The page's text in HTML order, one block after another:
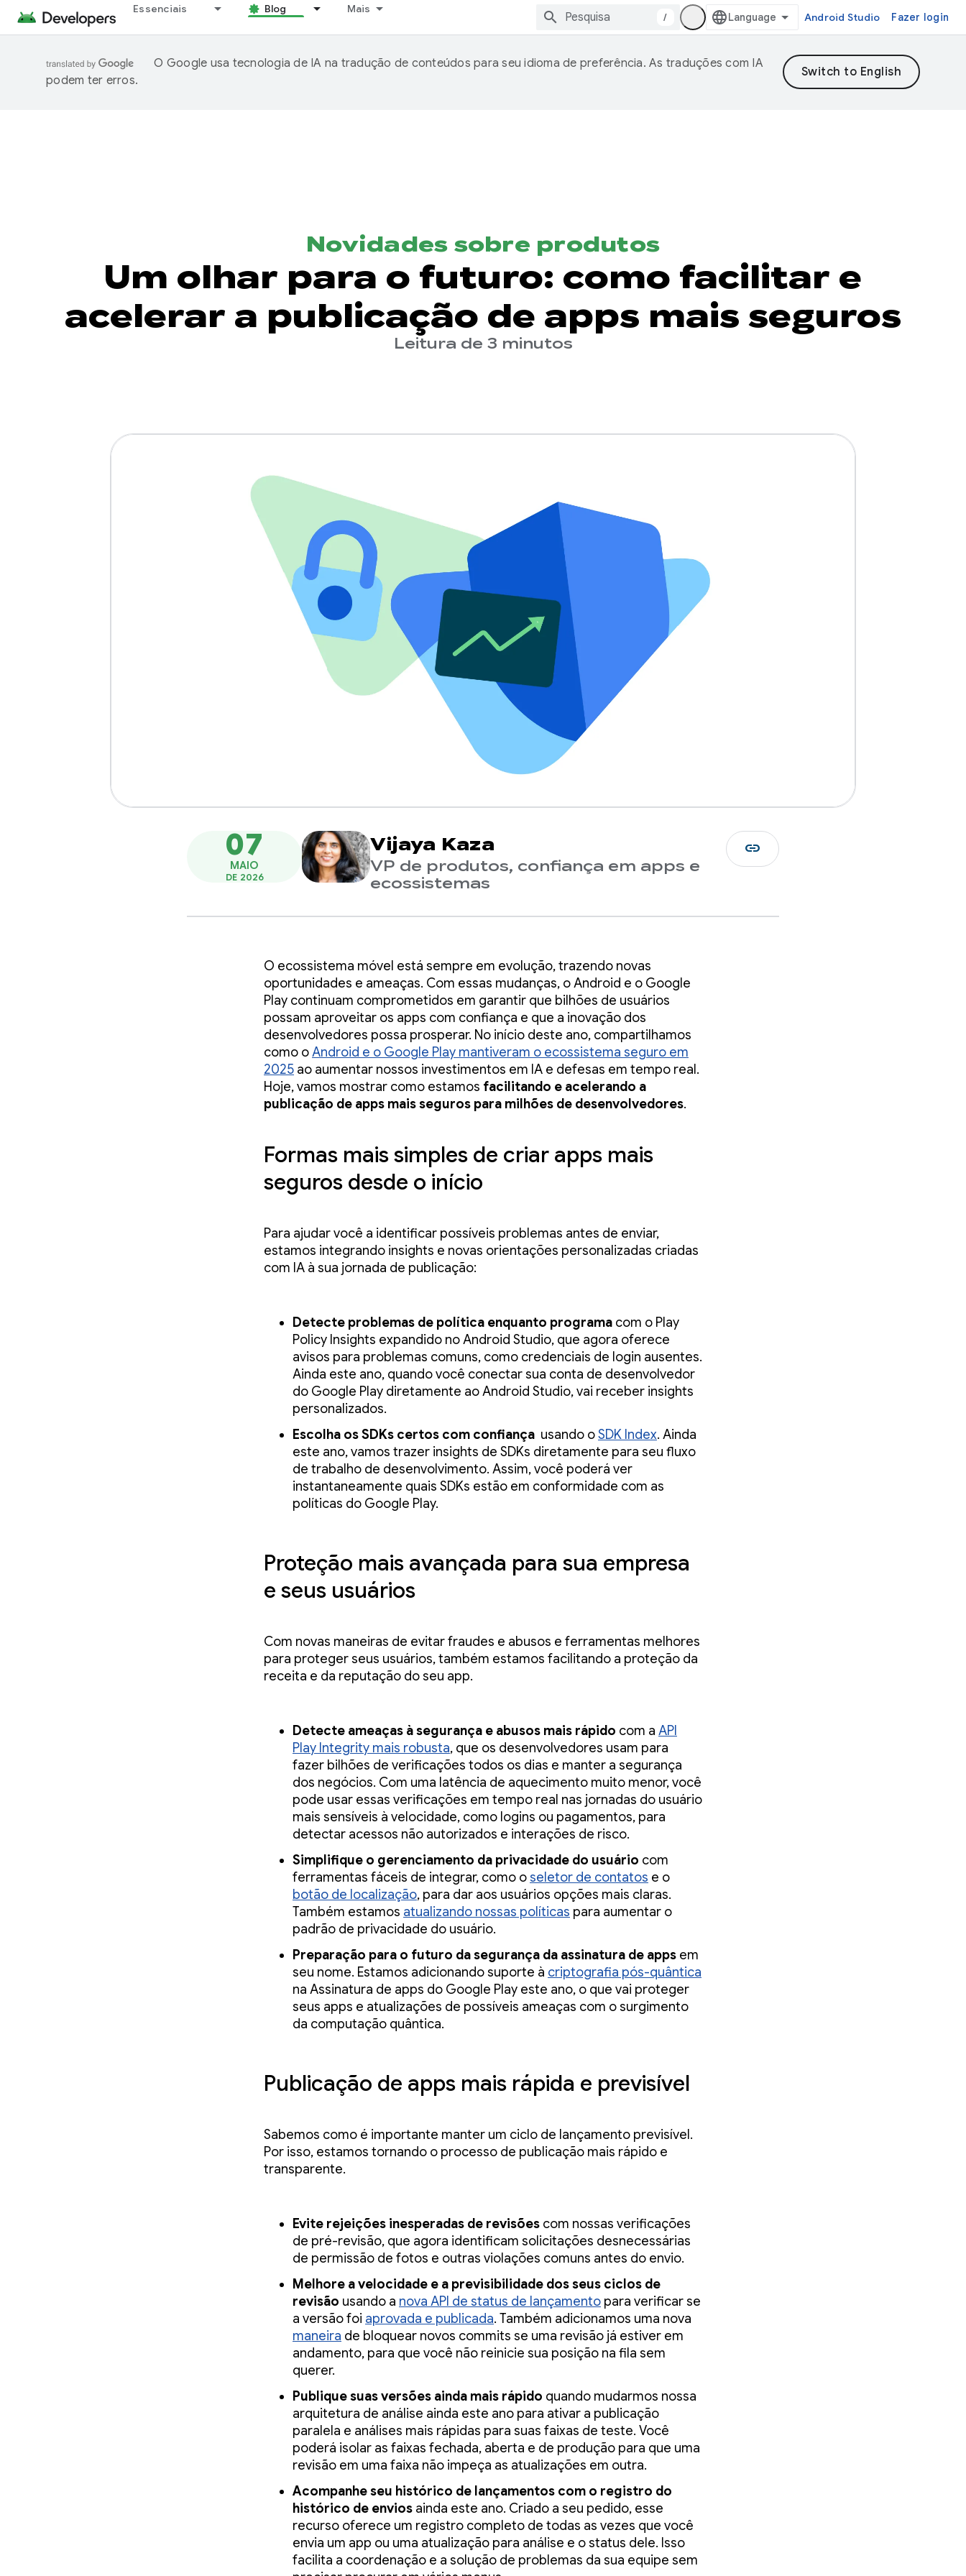
Essenciais Blog Mais
/ Android Studio Fazer login
O Google usa tecnologia de IA na tradução de conteúdos para seu idioma de preferência. As traduções com IA
podem ter erros.
Novidades sobre produtos
Um olhar para o futuro: como facilitar e
acelerar a publicação de apps mais seguros
Leitura de 3 minutos
07
MAIO
DE 2026
Vijaya Kaza
VP de produtos, confiança em apps e
ecossistemas
link
O ecossistema móvel está sempre em evolução, trazendo novas
oportunidades e ameaças. Com essas mudanças, o Android e o Google
Play continuam comprometidos em garantir que bilhões de usuários
possam aproveitar os apps com confiança e que a inovação dos
desenvolvedores possa prosperar. No início deste ano, compartilhamos
como oAndroid e o Google Play mantiveram o ecossistema seguro em
2025 ao aumentar nossos investimentos em IA e defesas em tempo real.
Hoje, vamos mostrar como estamos facilitando e acelerando a
publicação de apps mais seguros para milhões de desenvolvedores.
Formas mais simples de criar apps mais
seguros desde o início
Para ajudar você a identificar possíveis problemas antes de enviar,
estamos integrando insights e novas orientações personalizadas criadas
com IA à sua jornada de publicação:
Detecte problemas de política enquanto programa com o Play
Policy Insights expandido no Android Studio, que agora oferece
avisos para problemas comuns, como credenciais de login ausentes.
Ainda este ano, quando você conectar sua conta de desenvolvedor
do Google Play diretamente ao Android Studio, vai receber insights
personalizados.
Escolha os SDKs certos com confiança usando oSDK Index. Ainda
este ano, vamos trazer insights de SDKs diretamente para seu fluxo
de trabalho de desenvolvimento. Assim, você poderá ver
instantaneamente quais SDKs estão em conformidade com as
políticas do Google Play.
Proteção mais avançada para sua empresa
e seus usuários
Com novas maneiras de evitar fraudes e abusos e ferramentas melhores
para proteger seus usuários, também estamos facilitando a proteção da
receita e da reputação do seu app.
Detecte ameaças à segurança e abusos mais rápido com a API
Play Integrity mais robusta, que os desenvolvedores usam para
fazer bilhões de verificações todos os dias e manter a segurança
dos negócios. Com uma latência de aquecimento muito menor, você
pode usar essas verificações em tempo real nas jornadas do usuário
mais sensíveis à velocidade, como logins ou pagamentos, para
detectar acessos não autorizados e interações de risco.
Simplifique o gerenciamento da privacidade do usuário com
ferramentas fáceis de integrar, como oseletor de contatos e o
botão de localização, para dar aos usuários opções mais claras.
Também estamos atualizando nossas políticas para aumentar o
padrão de privacidade do usuário.
Preparação para o futuro da segurança da assinatura de apps em
seu nome. Estamos adicionando suporte à criptografia pós-quântica
na Assinatura de apps do Google Play este ano, o que vai proteger
seus apps e atualizações de possíveis ameaças com o surgimento
da computação quântica.
Publicação de apps mais rápida e previsível
Sabemos como é importante manter um ciclo de lançamento previsível.
Por isso, estamos tornando o processo de publicação mais rápido e
transparente.
Evite rejeições inesperadas de revisões com nossas verificações
de pré-revisão, que agora identificam solicitações desnecessárias
de permissão de fotos e outras violações comuns antes do envio.
Melhore a velocidade e a previsibilidade dos seus ciclos de
revisão usando a nova API de status de lançamento para verificar se
a versão foi aprovada e publicada. Também adicionamos uma nova
maneira de bloquear novos commits se uma revisão já estiver em
andamento, para que você não reinicie sua posição na fila sem
querer.
Publique suas versões ainda mais rápido quando mudarmos nossa
arquitetura de análise ainda este ano para ativar a publicação
paralela e análises mais rápidas para suas faixas de teste. Você
poderá isolar as faixas fechada, aberta e de produção para que uma
revisão em uma faixa não impeça as atualizações em outra.
Acompanhe seu histórico de lançamentos com o registro do
histórico de envios ainda este ano. Criado a seu pedido, esse
recurso oferece um registro completo de todas as vezes que você
envia um app ou uma atualização para análise e o status dele. Isso
facilita a coordenação e a solução de problemas da sua equipe sem